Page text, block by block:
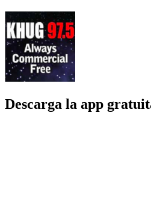
Descarga la app